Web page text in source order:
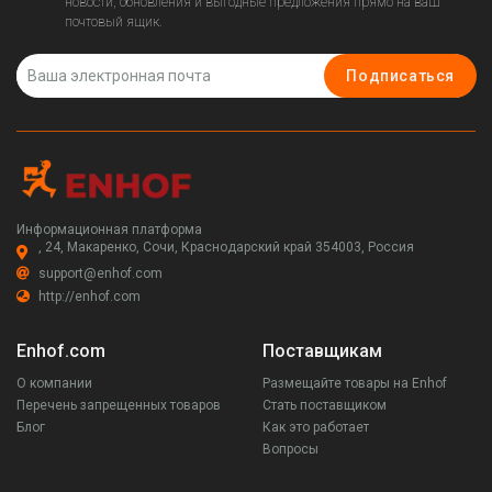
почтовый ящик.
Подписаться
Информационная платформа
, 24, Макаренко, Сочи, Краснодарский край 354003, Россия
support@enhof.com
http://enhof.com
Enhof.com
О компании
Перечень запрещенных товаров
Блог
Поставщикам
Размещайте товары на Enhof
Стать поставщиком
Как это работает
Вопросы